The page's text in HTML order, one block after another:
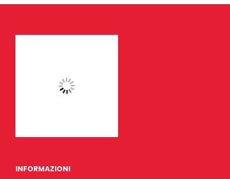
INFORMAZIONI